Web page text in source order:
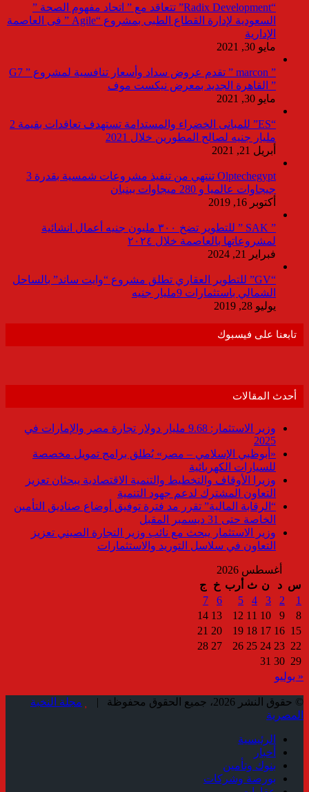
“Radix Development” تتعاقد مع ” اتحاد مفهوم الصحة ”
السعودية لإدارة القطاع الطبى بمشروع “Agile ” فى العاصمة
الإدارية
مايو 30, 2021
” marcon ” تقدم عروض سداد وأسعار تنافسية لمشروع ” G7
” القاهرة الجديد بمعرض نيكست موف
مايو 30, 2021
“ES” للمبانى الخضراء والمستدامة تستهدف تعاقدات بقيمة 2
مليار جنيه لصالح المطورين خلال 2021
أبريل 21, 2021
Olptechegypt تنتهي من تنفيذ مشروعات شمسية بقدرة 3
جيجاوات عالميا و 280 ميجاوات ببنبان
أكتوبر 16, 2019
” SAK ” للتطوير تضخ ٣٠٠ مليون جنيه أعمال انشائية
لمشروعاتها بالعاصمة خلال ٢٠٢٤
فبراير 21, 2024
“GV” للتطوير العقاري تطلق مشروع “وايت ساند” بالساحل
الشمالي باستثمارات 9مليار جنيه
يوليو 28, 2019
تابعنا على فيسبوك
أحدث المقالات
وزير الاستثمار: 9.68 مليار دولار تجارة مصر والإمارات في
2025
«أبوظبي الإسلامي – مصر» يُطلق برامج تمويل مخصصة
للسيارات الكهربائية
وزيرا الأوقاف والتخطيط والتنمية الاقتصادية يبحثان تعزيز
التعاون المشترك لدعم جهود التنمية
“الرقابة المالية” تقرر مد فترة توفيق أوضاع صناديق التأمين
الخاصة حتى 31 ديسمبر المقبل
وزير الاستثمار يبحث مع نائب وزير التجارة الصيني تعزيز
التعاون في سلاسل التوريد والاستثمارات
أغسطس 2026
س د ن ث أرب خ
ج
1
2
3
4
5
6
7
8
9
10
11
12
13
14
15
16
17
18
19
20
21
22
23
24
25
26
27
28
29
30
31
« يوليو
© حقوق النشر 2026، جميع الحقوق محفوظة |
مجلة النخبة
المصرية
الرئيسية
أخبار
بنوك وتأمين
بورصة وشركات